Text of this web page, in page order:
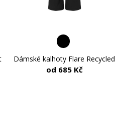
Dámské kalhoty Flare Recycled
od 685 Kč